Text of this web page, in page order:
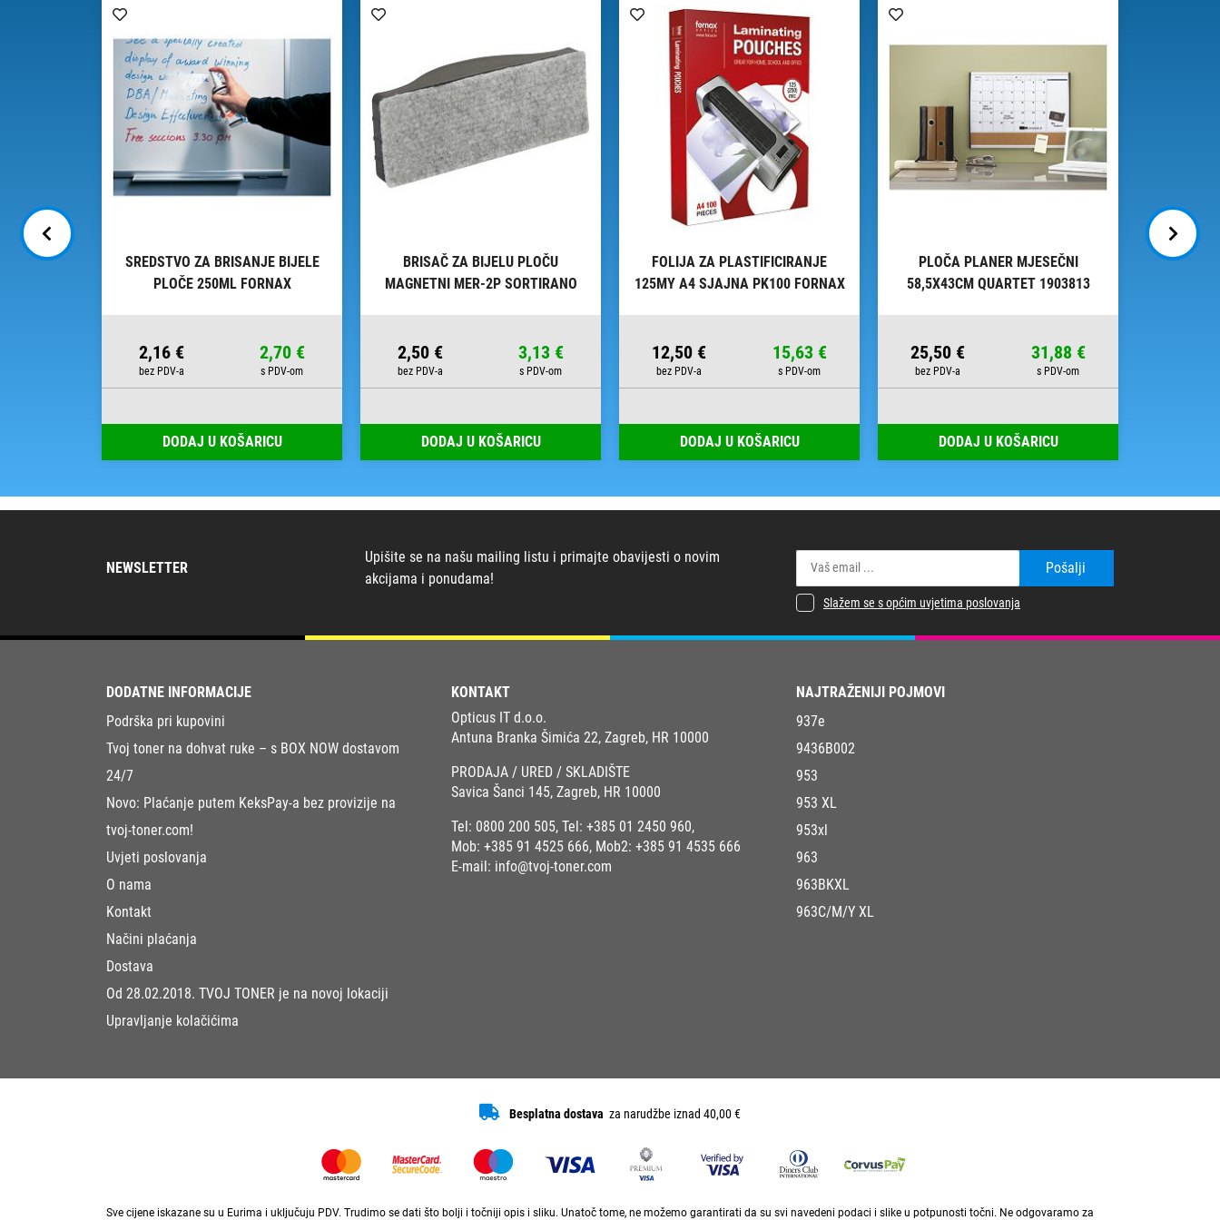
SREDSTVO ZA BRISANJE BIJELE
PLOČE 250ML FORNAX
2,16 € 2,70 €
DODAJ U KOŠARICU
BRISAČ ZA BIJELU PLOČU
MAGNETNI MER-2P SORTIRANO
2,50 € 3,13 €
DODAJ U KOŠARICU
FOLIJA ZA PLASTIFICIRANJE
125MY A4 SJAJNA PK100 FORNAX
12,50 € 15,63 €
DODAJ U KOŠARICU
PLOČA PLANER MJESEČNI
58,5X43CM QUARTET 1903813
25,50 € 31,88 €
DODAJ U KOŠARICU
NEWSLETTER
Upišite se na našu mailing listu i primajte obavijesti o novim
akcijama i ponudama!
Pošalji
Slažem se s općim uvjetima poslovanja
DODATNE INFORMACIJE
Podrška pri kupovini
Tvoj toner na dohvat ruke – s BOX NOW dostavom
24/7
Novo: Plaćanje putem KeksPay-a bez provizije na
tvoj-toner.com!
Uvjeti poslovanja
O nama
Kontakt
Načini plaćanja
Dostava
Od 28.02.2018. TVOJ TONER je na novoj lokaciji
Upravljanje kolačićima
KONTAKT
Opticus IT d.o.o.
Antuna Branka Šimića 22, Zagreb, HR 10000
PRODAJA / URED / SKLADIŠTE
Savica Šanci 145, Zagreb, HR 10000
Tel: 0800 200 505, Tel: +385 01 2450 960,
Mob: +385 91 4525 666, Mob2: +385 91 4535 666
E-mail: info@tvoj-toner.com
NAJTRAŽENIJI POJMOVI
937e
9436B002
953
953 XL
953xl
963
963BKXL
963C/M/Y XL
Besplatna dostava za narudžbe iznad 40,00 €
Sve cijene iskazane su u Eurima i uključuju PDV. Trudimo se dati što bolji i točniji opis i sliku. Unatoč tome, ne možemo garantirati da su svi navedeni podaci i slike u potpunosti točni. Ne odgovaramo za